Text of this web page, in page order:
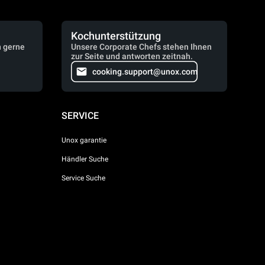
gerne
Kochunterstützung
Unsere Corporate Chefs stehen Ihnen
zur Seite und antworten zeitnah.
cooking.support@unox.com
SERVICE
Unox garantie
Händler Suche
Service Suche